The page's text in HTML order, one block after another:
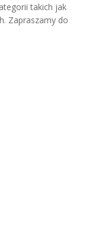
takich jak
Zapraszamy do